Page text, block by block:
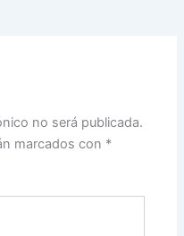
no será publicada.
marcados con *